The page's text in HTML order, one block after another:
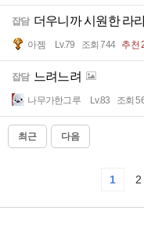
잡담 더우니까 시원한 라
아젬 Lv.79 조회 744 추천
잡담 느려느려
나무가한그루 Lv.83 조회
최근 다음
1 2